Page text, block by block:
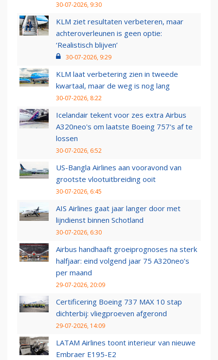
30-07-2026, 9:30
KLM ziet resultaten verbeteren, maar
achteroverleunen is geen optie:
‘Realistisch blijven’
30-07-2026, 9:29
KLM laat verbetering zien in tweede
kwartaal, maar de weg is nog lang
30-07-2026, 8:22
Icelandair tekent voor zes extra Airbus
A320neo's om laatste Boeing 757's af te
lossen
30-07-2026, 6:52
US-Bangla Airlines aan vooravond van
grootste vlootuitbreiding ooit
30-07-2026, 6:45
AIS Airlines gaat jaar langer door met
lijndienst binnen Schotland
30-07-2026, 6:30
Airbus handhaaft groeiprognoses na sterk
halfjaar: eind volgend jaar 75 A320neo’s
per maand
29-07-2026, 20:09
Certificering Boeing 737 MAX 10 stap
dichterbij: vliegproeven afgerond
29-07-2026, 14:09
LATAM Airlines toont interieur van nieuwe
Embraer E195-E2